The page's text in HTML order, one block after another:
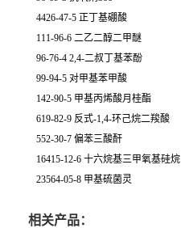
4426-47-5 正丁基硼酸
111-96-6 二乙二醇二甲醚
96-76-4 2,4-二叔丁基苯酚
99-94-5 对甲基苯甲酸
142-90-5 甲基丙烯酸月桂酯
619-82-9 反式-1,4-环己烷二羧酸
552-30-7 偏苯三酸酐
16415-12-6 十六烷基三甲氧基硅烷
23564-05-8 甲基硫菌灵
相关产品：